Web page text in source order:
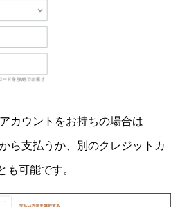
カウントをお持ちの場合は
ら支払うか、別のクレジットカ
も可能です。